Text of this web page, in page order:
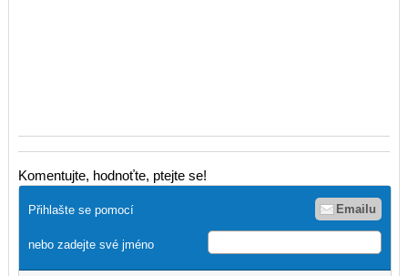
Komentujte, hodnoťte, ptejte se!
Přihlašte se pomocí Emailu
nebo zadejte své jméno